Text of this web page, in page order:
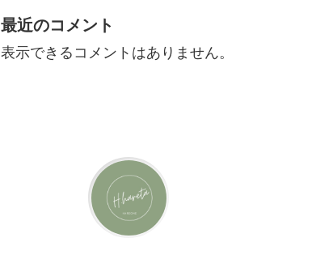
最近のコメント
表示できるコメントはありません。